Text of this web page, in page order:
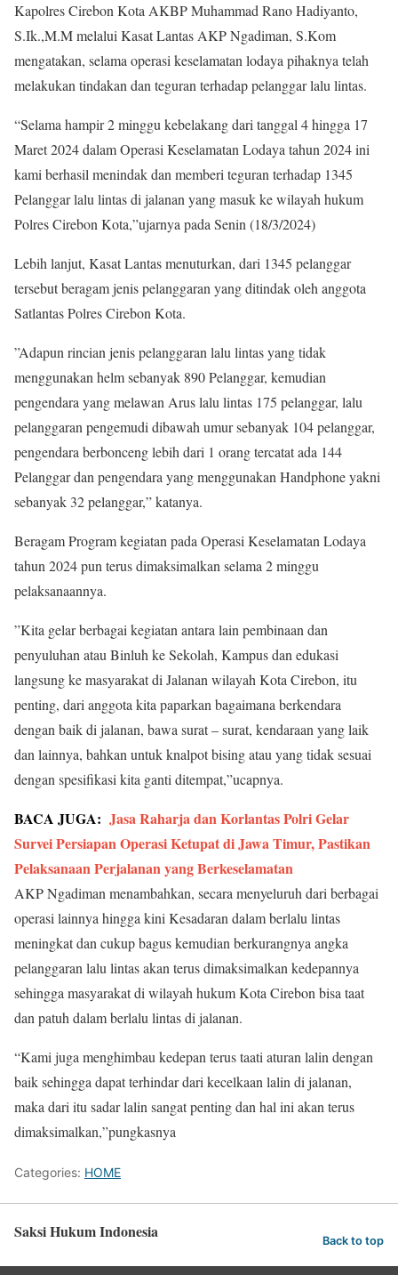
Kapolres Cirebon Kota AKBP Muhammad Rano Hadiyanto,
S.Ik.,M.M melalui Kasat Lantas AKP Ngadiman, S.Kom
mengatakan, selama operasi keselamatan lodaya pihaknya telah
melakukan tindakan dan teguran terhadap pelanggar lalu lintas.
“Selama hampir 2 minggu kebelakang dari tanggal 4 hingga 17
Maret 2024 dalam Operasi Keselamatan Lodaya tahun 2024 ini
kami berhasil menindak dan memberi teguran terhadap 1345
Pelanggar lalu lintas di jalanan yang masuk ke wilayah hukum
Polres Cirebon Kota,”ujarnya pada Senin (18/3/2024)
Lebih lanjut, Kasat Lantas menuturkan, dari 1345 pelanggar
tersebut beragam jenis pelanggaran yang ditindak oleh anggota
Satlantas Polres Cirebon Kota.
”Adapun rincian jenis pelanggaran lalu lintas yang tidak
menggunakan helm sebanyak 890 Pelanggar, kemudian
pengendara yang melawan Arus lalu lintas 175 pelanggar, lalu
pelanggaran pengemudi dibawah umur sebanyak 104 pelanggar,
pengendara berbonceng lebih dari 1 orang tercatat ada 144
Pelanggar dan pengendara yang menggunakan Handphone yakni
sebanyak 32 pelanggar,” katanya.
Beragam Program kegiatan pada Operasi Keselamatan Lodaya
tahun 2024 pun terus dimaksimalkan selama 2 minggu
pelaksanaannya.
”Kita gelar berbagai kegiatan antara lain pembinaan dan
penyuluhan atau Binluh ke Sekolah, Kampus dan edukasi
langsung ke masyarakat di Jalanan wilayah Kota Cirebon, itu
penting, dari anggota kita paparkan bagaimana berkendara
dengan baik di jalanan, bawa surat – surat, kendaraan yang laik
dan lainnya, bahkan untuk knalpot bising atau yang tidak sesuai
dengan spesifikasi kita ganti ditempat,”ucapnya.
BACA JUGA: Jasa Raharja dan Korlantas Polri Gelar
Survei Persiapan Operasi Ketupat di Jawa Timur, Pastikan
Pelaksanaan Perjalanan yang Berkeselamatan
AKP Ngadiman menambahkan, secara menyeluruh dari berbagai
operasi lainnya hingga kini Kesadaran dalam berlalu lintas
meningkat dan cukup bagus kemudian berkurangnya angka
pelanggaran lalu lintas akan terus dimaksimalkan kedepannya
sehingga masyarakat di wilayah hukum Kota Cirebon bisa taat
dan patuh dalam berlalu lintas di jalanan.
“Kami juga menghimbau kedepan terus taati aturan lalin dengan
baik sehingga dapat terhindar dari kecelkaan lalin di jalanan,
maka dari itu sadar lalin sangat penting dan hal ini akan terus
dimaksimalkan,”pungkasnya
Categories: HOME
Saksi Hukum Indonesia Back to top